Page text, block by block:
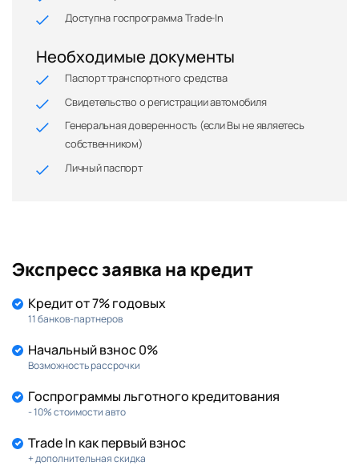
Доступна госпрограмма Trade-In
Необходимые документы
Паспорт транспортного средства
Свидетельство о регистрации автомобиля
Генеральная доверенность (если Вы не являетесь
собственником)
Личный паспорт
Экспресс заявка на кредит
Кредит от 7% годовых
11 банков-партнеров
Начальный взнос 0%
Возможность рассрочки
Госпрограммы льготного кредитования
- 10% стоимости авто
Trade In как первый взнос
+ дополнительная скидка